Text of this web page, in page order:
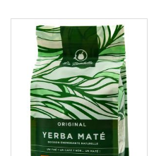
(2 avis)